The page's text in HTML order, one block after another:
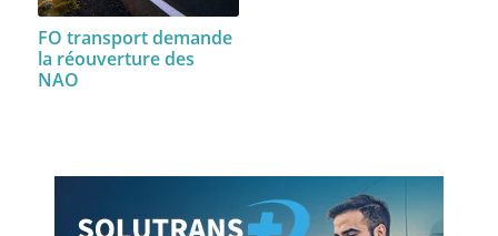
FO transport demande
la réouverture des
NAO